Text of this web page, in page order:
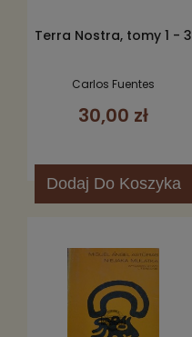
Terra Nostra, tomy 1 - 3
Carlos Fuentes
30,00 zł
Dodaj Do Koszyka